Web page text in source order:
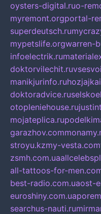
oysters-digital.ruo-
myremont.orgportal-
superdeutsch.ru
mypetslife.orgwarren-
infoelectrik.ru
doktorvilechit.ru
manikjurinfo.ru
doktoradvice.ru
otopleniehouse.ru
mojateplica.ru
garazhov.com
stroyu.kzmy-vesta.com
zsmh.com.ua
all-tattoos-for-
best-radio.com.uaost-
euroshiny.com.ua
searchus-nauti.ru